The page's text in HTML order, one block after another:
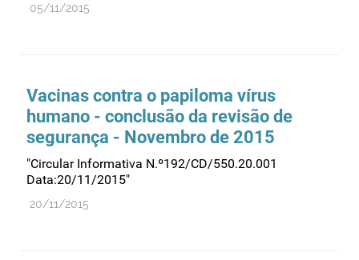
05/11/2015
Vacinas contra o papiloma vírus
humano - conclusão da revisão de
segurança - Novembro de 2015
"Circular Informativa N.º192/CD/550.20.001
Data:20/11/2015"
20/11/2015